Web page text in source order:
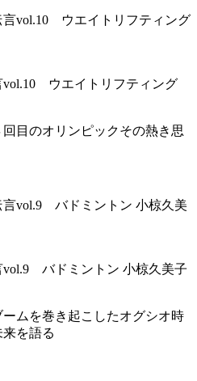
vol.10 ウエイトリフティング
目のオリンピックその熱き思
vol.9 バドミントン 小椋久美子
ムを巻き起こしたオグシオ時
を語る